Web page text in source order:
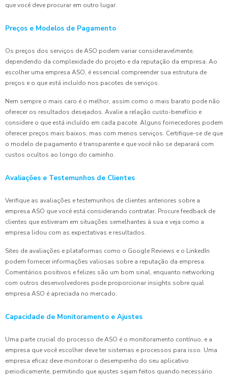
que você deve procurar em outro lugar.
Preços e Modelos de Pagamento
Os preços dos serviços de ASO podem variar consideravelmente,
dependendo da complexidade do projeto e da reputação da empresa. Ao
escolher uma empresa ASO, é essencial compreender sua estrutura de
preços e o que está incluído nos pacotes de serviços.
Nem sempre o mais caro é o melhor, assim como o mais barato pode não
oferecer os resultados desejados. Avalie a relação custo-benefício e
considere o que está incluído em cada pacote. Alguns fornecedores podem
oferecer preços mais baixos, mas com menos serviços. Certifique-se de que
o modelo de pagamento é transparente e que você não se deparará com
custos ocultos ao longo do caminho.
Avaliações e Testemunhos de Clientes
Verifique as avaliações e testemunhos de clientes anteriores sobre a
empresa ASO que você está considerando contratar. Procure feedback de
clientes que estiveram em situações semelhantes à sua e veja como a
empresa lidou com as expectativas e resultados.
Sites de avaliações e plataformas como o Google Reviews e o LinkedIn
podem fornecer informações valiosas sobre a reputação da empresa.
Comentários positivos e felizes são um bom sinal, enquanto networking
com outros desenvolvedores pode proporcionar insights sobre qual
empresa ASO é apreciada no mercado.
Capacidade de Monitoramento e Ajustes
Uma parte crucial do processo de ASO é o monitoramento contínuo, e a
empresa que você escolher deve ter sistemas e processos para isso. Uma
empresa eficaz deve monitorar o desempenho do seu aplicativo
periodicamente, permitindo que ajustes sejam feitos quando necessário.